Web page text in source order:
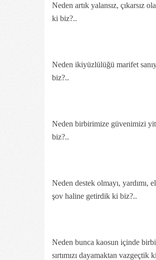
Neden artık yalansız, çıkarsız
ki biz?..
Neden ikiyüzlülüğü marifet
biz?..
Neden birbirimize güvenimizi
biz?..
Neden destek olmayı, yardımı,
şov haline getirdik ki biz?..
Neden bunca kaosun içinde
sırtımızı dayamaktan vazgeçtik